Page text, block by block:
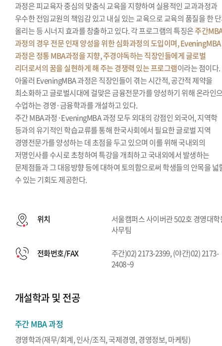
과정은 피교육자 중심의 맞춤식 교육을 지향하여 실용적인 교과과정과
우수한 전임교원의 책임감 있고 내실 있는 교육으로 교육의 품질을 한
올리는 등 시너지 효과를 창출하고 있다. 각 프로그램의 특징은주간
과정의 경우 전문 인재 양성을 위한 심화과정의 도입이며, EveningMBA
과정은 정통 MBA과정을 지향, 주경야독하는 직장인들에게 글로벌
리더로서의 꿈을 실현하게 해 주는 경쟁력 있는 프로그램이라는 점이다.
아울러 EveningMBA 과정은 직장인들이 겪는 시간적, 공간적 제약을
최소화하고 글로벌시대에 걸맞은 금융전문가를 양성하기 위해 온라인
수업하는 경영·금융학과를 개설하고 있다.
주간 MBA과정·EveningMBA 과정 모두 외대의 강점인 외국어, 지역학
등과의 유기적인 학습교류를 통해 한국사회에서 필요한 글로벌 지역
경영전문가를 양성하는 데 초점을 두고 있으며 이를 위해 국내외의
저명인사를 수시로 초청하여 특강을 개최하고 국내외에서 발생하는
문제점들과 그 대응방향 등에 대하여 토의함으로써 학생들의 안목을 넓
수 있는 기회도 제공한다.
위치
서울캠퍼스 사이버관 502호 경영대
사무팀
전화번호/FAX
주간)02) 2173-2399, (야간)02) 2173-
2408~9
개설학과 및 전공
주간 MBA 과정
경영학과(재무/회계, 인사/조직, 국제경영, 경영정보, 마케팅)